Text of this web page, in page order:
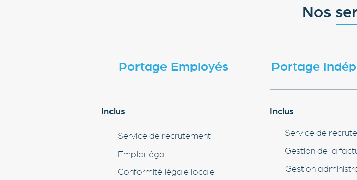
Nos
Portage Employés
Inclus
Service de recrutement
Emploi légal
Conformité légale locale
Portage
Inclus
Service de
Gestion de la
Gestion